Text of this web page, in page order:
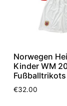
Norwegen
Kinder WM
€32.00